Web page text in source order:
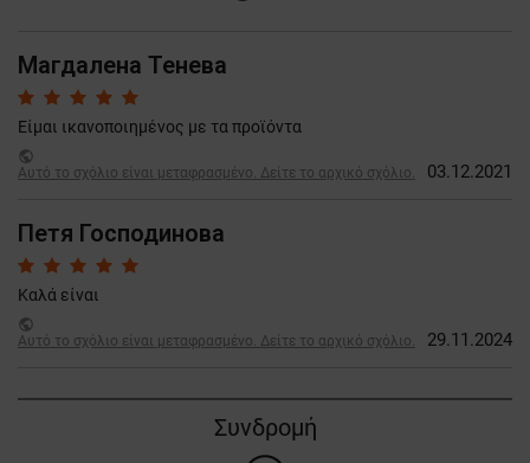
Магдалена Тенева
Είμαι ικανοποιημένος με τα προϊόντα
public
Αυτό το σχόλιο είναι μεταφρασμένο. Δείτε το αρχικό σχόλιο.
03.12.2021
Петя Господинова
Καλά είναι
public
Αυτό το σχόλιο είναι μεταφρασμένο. Δείτε το αρχικό σχόλιο.
29.11.2024
Συνδρομή